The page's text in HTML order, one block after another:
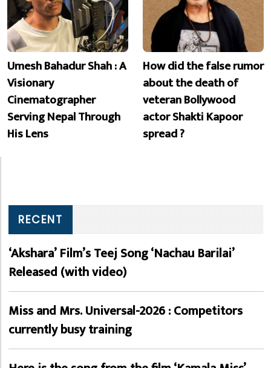
Umesh Bahadur Shah : A
Visionary
Cinematographer
Serving Nepal Through
His Lens
How did the false rumor
about the death of
veteran Bollywood
actor Shakti Kapoor
spread ?
RECENT
‘Akshara’ Film’s Teej Song ‘Nachau Barilai’
Released (with video)
Miss and Mrs. Universal-2026 : Competitors
currently busy training